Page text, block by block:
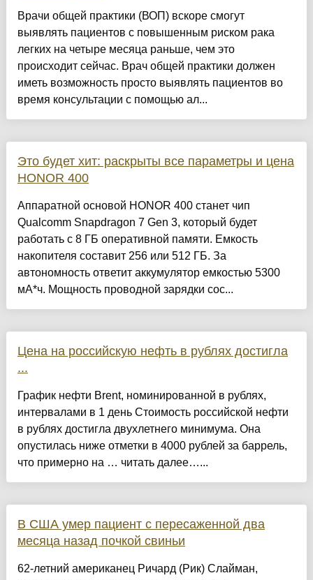
Врачи общей практики (ВОП) вскоре смогут
выявлять пациентов с повышенным риском рака
легких на четыре месяца раньше, чем это
происходит сейчас. Врач общей практики должен
иметь возможность просто выявлять пациентов во
время консультации с помощью ал...
Это будет хит: раскрыты все параметры и цена
HONOR 400
Аппаратной основой HONOR 400 станет чип
Qualcomm Snapdragon 7 Gen 3, который будет
работать с 8 ГБ оперативной памяти. Емкость
накопителя составит 256 или 512 ГБ. За
автономность ответит аккумулятор емкостью 5300
мА*ч. Мощность проводной зарядки сос...
Цена на российскую нефть в рублях достигла
...
График нефти Brent, номинированной в рублях,
интервалами в 1 день Стоимость российской нефти
в рублях достигла двухлетнего минимума. Она
опустилась ниже отметки в 4000 рублей за баррель,
что примерно на … читать далее…...
В США умер пациент с пересаженной два
месяца назад почкой свиньи
62-летний американец Ричард (Рик) Слайман,